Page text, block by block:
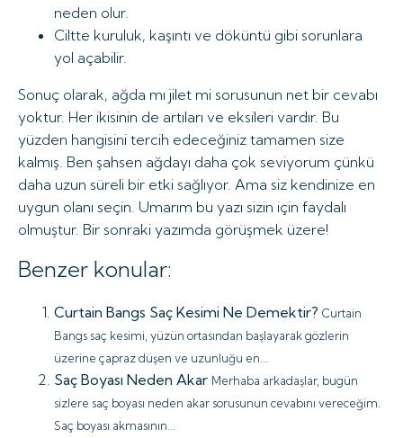
neden olur.
Ciltte kuruluk, kaşıntı ve döküntü gibi sorunlara
yol açabilir.
Sonuç olarak, ağda mı jilet mi sorusunun net bir cevabı
yoktur. Her ikisinin de artıları ve eksileri vardır. Bu
yüzden hangisini tercih edeceğiniz tamamen size
kalmış. Ben şahsen ağdayı daha çok seviyorum çünkü
daha uzun süreli bir etki sağlıyor. Ama siz kendinize en
uygun olanı seçin. Umarım bu yazı sizin için faydalı
olmuştur. Bir sonraki yazımda görüşmek üzere!
Benzer konular:
Curtain Bangs Saç Kesimi Ne Demektir? Curtain
Bangs saç kesimi, yüzün ortasından başlayarak gözlerin
üzerine çapraz düşen ve uzunluğu en...
Saç Boyası Neden Akar Merhaba arkadaşlar, bugün
sizlere saç boyası neden akar sorusunun cevabını vereceğim.
Saç boyası akmasının...